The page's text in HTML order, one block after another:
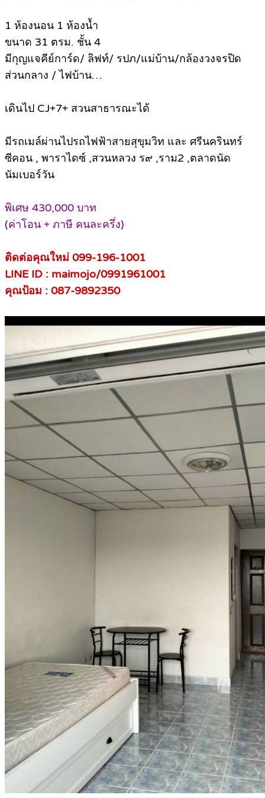
1 ห้องนอน 1 ห้องน้ำ
ขนาด 31 ตรม. ชั้น 4
มีกุญแจคีย์การ์ด/ ลิฟท์/ รปภ/แม่บ้าน/กล้องวงจรปิด
ส่วนกลาง / ไฟบ้าน…
เดินไป CJ+7+ สวนสาธารณะได้
มีรถเมล์ผ่านไปรถไฟฟ้าสายสุขุมวิท และ ศรีนครินทร์
ซีคอน , พาราไดซ์ ,สวนหลวง ร๙ ,ราม2 ,ตลาดนัด
นัมเบอร์วัน
พิเศษ 430,000 บาท
(ค่าโอน + ภาษี คนละครึ่ง)
ติดต่อคุณใหม่ 099-196-1001
LINE ID : maimojo/0991961001
คุณป้อม : 087-9892350